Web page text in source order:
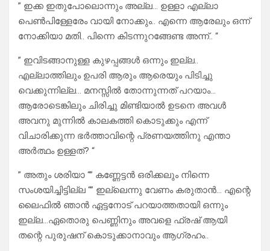
” ഇക്ക ഇതുപോലൊന്നും അല്ല… ഉള്ളാ എല്ലാ
പെൺപിള്ളേരേം വായി നോക്കും.. എന്നെ ആരേലും ഒന്ന്
നോക്കിയാ മതി.. പിന്നെ കിടന്നുറങ്ങേണ്ട അന്ന്.. “
” ഇവിടങ്ങാനുള്ള കുഴപ്പങ്ങൾ ഒന്നും ഇല്ല..
എല്ലാത്തിലും ഉപരി ആരും ആരെയും പിടിച്ചു
വെക്കുന്നില്ല… മനസ്സിൽ തോന്നുന്നത് പറയാം…
ആരോടെങ്കിലും ചിരിച്ചു മിണ്ടിയാൽ ഉടനെ അവൾ
അവനു മുന്നിൽ കാലകത്തി കൊടുക്കും എന്ന്
വിചാരിക്കുന്ന ഭർത്താവിന്റെ പ്രണയത്തിനു എന്താ
അർത്ഥം ഉള്ളത്? “
” അതും ശരിയാ “” കണ്ണേട്ടൻ ഒരിക്കലും നിന്നെ
സംശയിച്ചിട്ടില്ല “” ഇല്ലെന്നു വേണം കരുതാൻ… എന്റെ
ലൈഫിൽ ഞാൻ ഏട്ടനോട് പറയാത്തതായി ഒന്നും
ഇല്ല…ഏതൊരു പെണ്ണിനും അവളെ ഫ്രഷ് ആയി
തന്റെ പുരുഷന് കൊടുക്കാനാവും ആഗ്രഹം..